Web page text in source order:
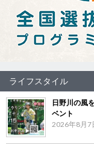
ライフスタイル
日野川の風
ベント
2026年8月7